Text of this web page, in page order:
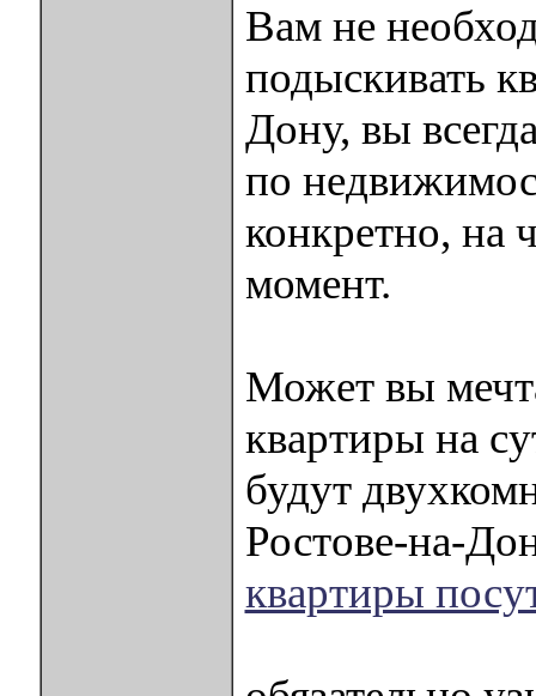
Вам не
подыскивать
Дону, вы
по
конкретно, на
момент.
Может вы
квартиры на
будут
Ростове-на-
квартиры